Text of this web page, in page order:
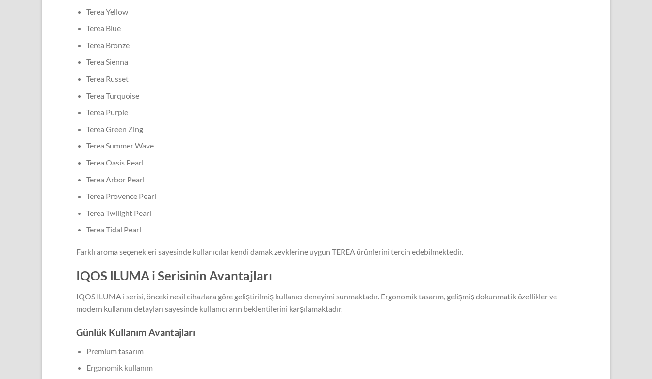
Terea Yellow
Terea Blue
Terea Bronze
Terea Sienna
Terea Russet
Terea Turquoise
Terea Purple
Terea Green Zing
Terea Summer Wave
Terea Oasis Pearl
Terea Arbor Pearl
Terea Provence Pearl
Terea Twilight Pearl
Terea Tidal Pearl
Farklı aroma seçenekleri sayesinde kullanıcılar kendi damak zevklerine uygun TEREA ürünlerini tercih edebilmektedir.
IQOS ILUMA i Serisinin Avantajları
IQOS ILUMA i serisi, önceki nesil cihazlara göre geliştirilmiş kullanıcı deneyimi sunmaktadır. Ergonomik tasarım, gelişmiş dokunmatik özellikler ve
modern kullanım detayları sayesinde kullanıcıların beklentilerini karşılamaktadır.
Günlük Kullanım Avantajları
Premium tasarım
Ergonomik kullanım